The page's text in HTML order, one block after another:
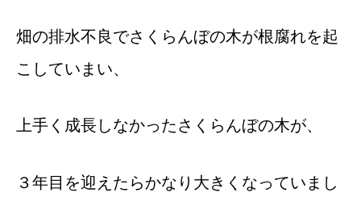
畑の排水不良でさくらんぼの木が根腐れを起
こしていまい、
上手く成長しなかったさくらんぼの木が、
３年目を迎えたらかなり大きくなっていまし